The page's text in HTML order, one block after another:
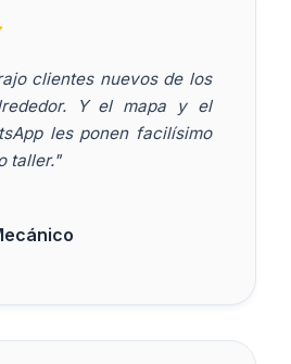
clientes nuevos de los
Y el mapa y el
les ponen facilísimo
taller."